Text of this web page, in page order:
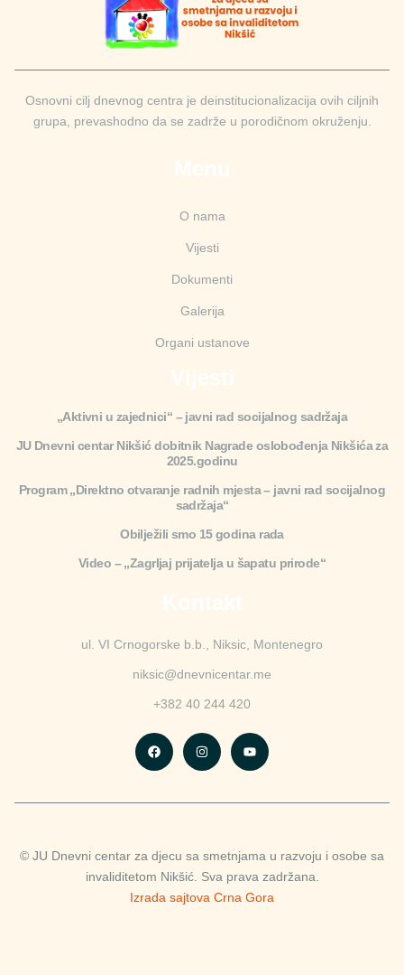
Osnovni cilj dnevnog centra je deinstitucionalizacija ovih ciljnih
grupa, prevashodno da se zadrže u porodičnom okruženju.
O nama
Vijesti
Dokumenti
Galerija
Organi ustanove
„Aktivni u zajednici“ – javni rad socijalnog sadržaja
JU Dnevni centar Nikšić dobitnik Nagrade oslobođenja Nikšića za
2025.godinu
Program „Direktno otvaranje radnih mjesta – javni rad socijalnog
sadržaja“
Obilježili smo 15 godina rada
Video – „Zagrljaj prijatelja u šapatu prirode“
ul. VI Crnogorske b.b., Niksic, Montenegro
niksic@dnevnicentar.me
+382 40 244 420
© JU Dnevni centar za djecu sa smetnjama u razvoju i osobe sa
invaliditetom Nikšić. Sva prava zadržana.
Izrada sajtova Crna Gora